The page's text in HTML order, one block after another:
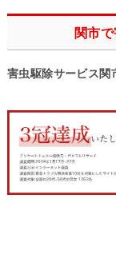
関市
害虫駆除サービス関